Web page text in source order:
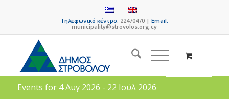
Τηλεφωνικό κέντρο: 22470470 |Email:
municipality@strovolos.org.cy
Events for 4 Αυγ 2026 - 22 Ιούλ 2026